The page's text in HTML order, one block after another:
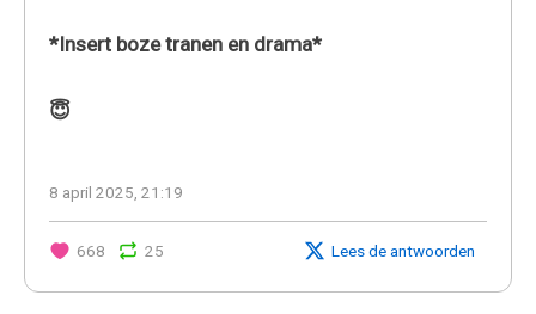
*Insert boze tranen en drama*
😇
8 april 2025, 21:19
668 25 Lees de antwoorden